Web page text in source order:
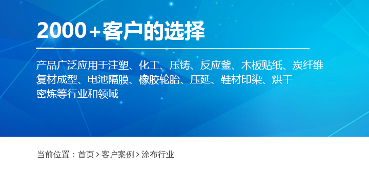
当前位置： 首页 客户案例 涂布行业